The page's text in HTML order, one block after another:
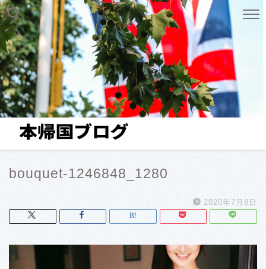
bouquet-1246848_1280
2020年7月8日